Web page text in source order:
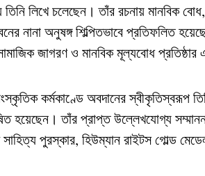
তিনি লিখে চলেছেন । তাঁর রচনায় মানবিক বোধ,
নানা অনুষঙ্গ শিল্পিতভাবে প্রতিফলিত
জাগরণ ও মানবিক মূল্যবোধ প্রতিষ্ঠার
কর্মকাণ্ডে অবদানের স্বীকৃতিস্বরূপ
হয়েছেন । তাঁর প্রাপ্ত উল্লেখযোগ্য
সাহিত্য পুরস্কার, হিউম্যান রাইটস গোল্ড